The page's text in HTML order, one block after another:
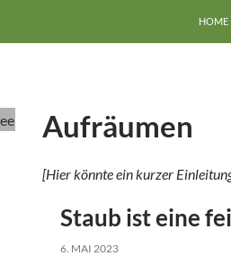
HOME
Aufräumen
[Hier könnte ein kurzer
Staub ist eine
6. MAI 2023